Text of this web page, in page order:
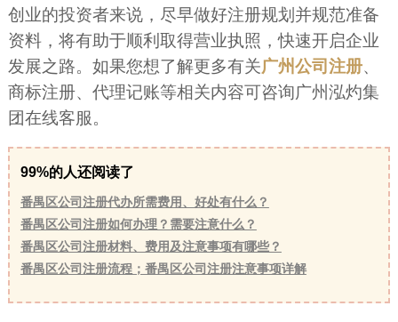
创业的投资者来说，尽早做好注册规划并规范准备
资料，将有助于顺利取得营业执照，快速开启企业
发展之路。如果您想了解更多有关广州公司注册、
商标注册、代理记账等相关内容可咨询广州泓灼集
团在线客服。
99%的人还阅读了
番禺区公司注册代办所需费用、好处有什么？
番禺区公司注册如何办理？需要注意什么？
番禺区公司注册材料、费用及注意事项有哪些？
番禺区公司注册流程；番禺区公司注册注意事项详解